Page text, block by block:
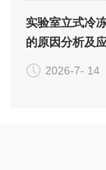
实验室立式冷
的原因分析及
2026-7- 14